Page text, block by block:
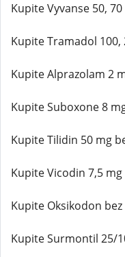
Kupite Vyvanse 50,
Kupite Tramadol 100,
Kupite Alprazolam 2
Kupite Suboxone 8
Kupite Tilidin 50 mg
Kupite Vicodin 7,5
Kupite Oksikodon
Kupite Surmontil 25/